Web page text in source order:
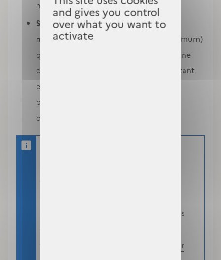
and gives you control
over what you want to
activate
n'avez donc pas de cotisation à payer.
Soit en contrepartie d’une cotisation
minime (1€ par jour par personne maximum)
qui dépend de l’âge de chaque personne
couverte dans le foyer et dont le montant
est généralement inférieur aux tarifs
pratiqués par les organismes
complémentaires privés.
: vos
vous sur la page dédiée pour
en savoir